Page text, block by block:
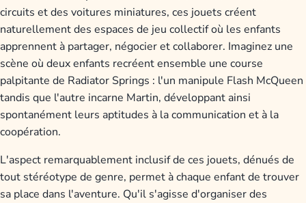
circuits et des voitures miniatures, ces jouets créent
naturellement des espaces de jeu collectif où les enfants
apprennent à partager, négocier et collaborer. Imaginez une
scène où deux enfants recréent ensemble une course
palpitante de Radiator Springs : l'un manipule Flash McQueen
tandis que l'autre incarne Martin, développant ainsi
spontanément leurs aptitudes à la communication et à la
coopération.
L'aspect remarquablement inclusif de ces jouets, dénués de
tout stéréotype de genre, permet à chaque enfant de trouver
sa place dans l'aventure. Qu'il s'agisse d'organiser des